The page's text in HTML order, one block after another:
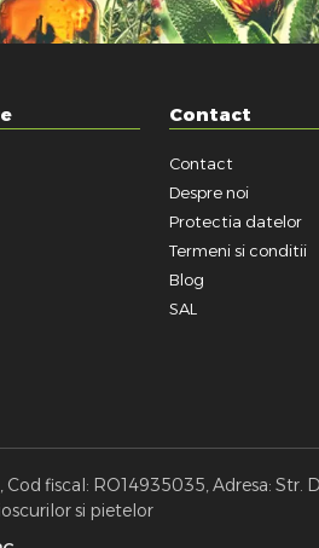
Contact
Contact
Despre noi
Protectia datelor
Termeni si conditii
Blog
SAL
fiscal: RO14935035, Adresa: Str.
si pietelor